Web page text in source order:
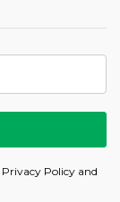
Privacy Policy and